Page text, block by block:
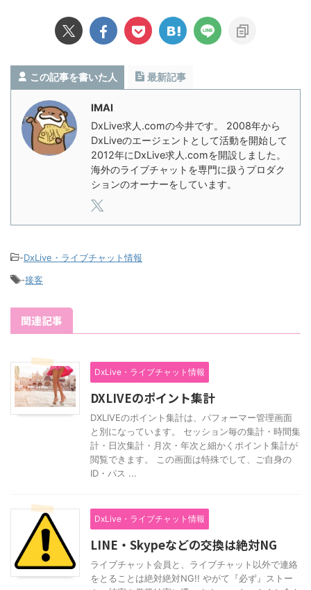
この記事を書いた人 最新記事
IMAI
DxLive求人.comの今井です。 2008年から
DxLiveのエージェントとして活動を開始して
2012年にDxLive求人.comを開設しました。
海外のライブチャットを専門に扱うプロダク
ションのオーナーをしています。
-DxLive・ライブチャット情報
-接客
関連記事
DxLive・ライブチャット情報
DXLIVEのポイント集計
DXLIVEのポイント集計は、パフォーマー管理画面
と別になっています。 セッション毎の集計・時間集
計・日次集計・月次・年次と細かくポイント集計が
閲覧できます。 この画面は特殊でして、ご自身の
ID・パス ...
DxLive・ライブチャット情報
LINE・Skypeなどの交換は絶対NG
ライブチャット会員と、ライブチャット以外で連絡
をとることは絶対絶対NG!! やがて『必ず』ストー